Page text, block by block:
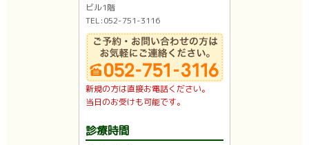
ビル1階
TEL:052-751-3116
新規の方は直接お電話ください。
当日のお受けも可能です。
診療時間